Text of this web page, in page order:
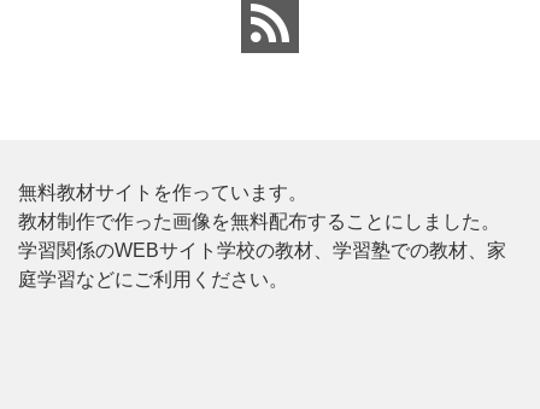
無料教材サイトを作っています。
教材制作で作った画像を無料配布することにしました。
学習関係のWEBサイト学校の教材、学習塾での教材、家
庭学習などにご利用ください。